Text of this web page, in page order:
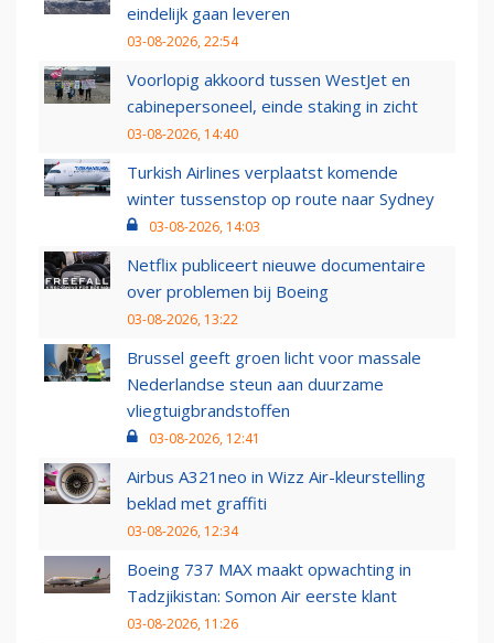
eindelijk gaan leveren
03-08-2026, 22:54
Voorlopig akkoord tussen WestJet en
cabinepersoneel, einde staking in zicht
03-08-2026, 14:40
Turkish Airlines verplaatst komende
winter tussenstop op route naar Sydney
03-08-2026, 14:03
Netflix publiceert nieuwe documentaire
over problemen bij Boeing
03-08-2026, 13:22
Brussel geeft groen licht voor massale
Nederlandse steun aan duurzame
vliegtuigbrandstoffen
03-08-2026, 12:41
Airbus A321neo in Wizz Air-kleurstelling
beklad met graffiti
03-08-2026, 12:34
Boeing 737 MAX maakt opwachting in
Tadzjikistan: Somon Air eerste klant
03-08-2026, 11:26